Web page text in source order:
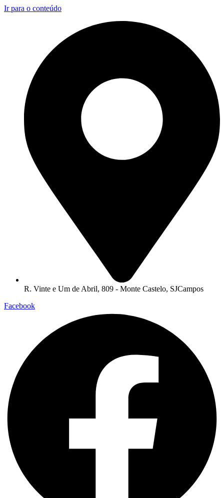
Ir para o conteúdo
R. Vinte e Um de Abril, 809 - Monte Castelo, SJCampos
Facebook